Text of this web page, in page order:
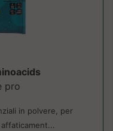
pro
in polvere, per